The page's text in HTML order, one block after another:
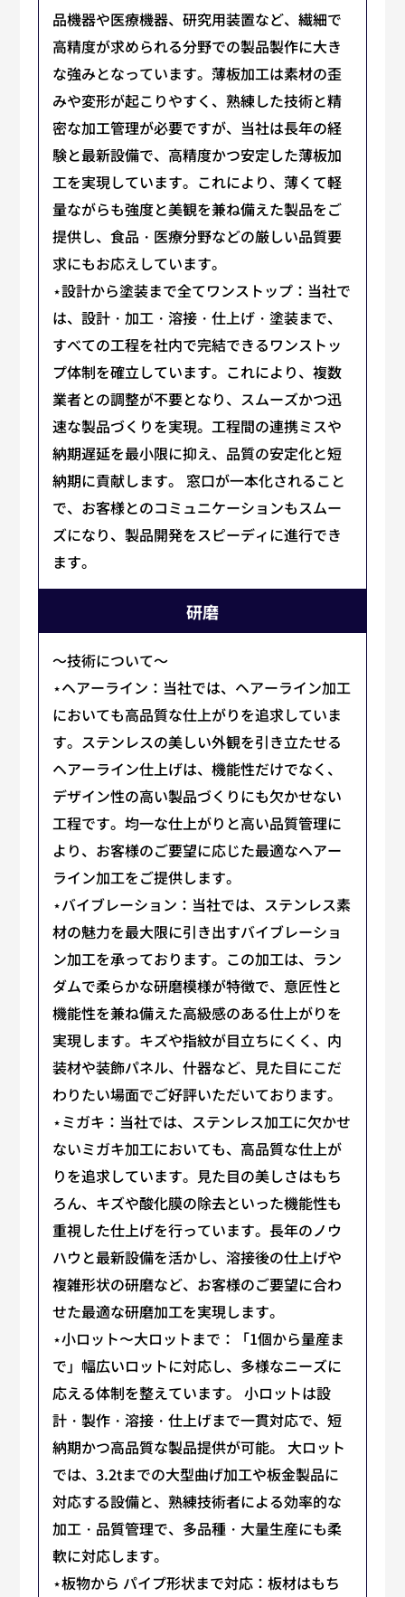
品機器や医療機器、研究用装置など、繊細で
高精度が求められる分野での製品製作に大き
な強みとなっています。薄板加工は素材の歪
みや変形が起こりやすく、熟練した技術と精
密な加工管理が必要ですが、当社は長年の経
験と最新設備で、高精度かつ安定した薄板加
工を実現しています。これにより、薄くて軽
量ながらも強度と美観を兼ね備えた製品をご
提供し、食品・医療分野などの厳しい品質要
求にもお応えしています。
⋆設計から塗装まで全てワンストップ：当社で
は、設計・加工・溶接・仕上げ・塗装まで、
すべての工程を社内で完結できるワンストッ
プ体制を確立しています。これにより、複数
業者との調整が不要となり、スムーズかつ迅
速な製品づくりを実現。工程間の連携ミスや
納期遅延を最小限に抑え、品質の安定化と短
納期に貢献します。 窓口が一本化されること
で、お客様とのコミュニケーションもスムー
ズになり、製品開発をスピーディに進行でき
ます。
研磨
～技術について～
⋆ヘアーライン：当社では、ヘアーライン加工
においても高品質な仕上がりを追求していま
す。ステンレスの美しい外観を引き立たせる
ヘアーライン仕上げは、機能性だけでなく、
デザイン性の高い製品づくりにも欠かせない
工程です。均一な仕上がりと高い品質管理に
より、お客様のご要望に応じた最適なヘアー
ライン加工をご提供します。
⋆バイブレーション：当社では、ステンレス素
材の魅力を最大限に引き出すバイブレーショ
ン加工を承っております。この加工は、ラン
ダムで柔らかな研磨模様が特徴で、意匠性と
機能性を兼ね備えた高級感のある仕上がりを
実現します。キズや指紋が目立ちにくく、内
装材や装飾パネル、什器など、見た目にこだ
わりたい場面でご好評いただいております。
⋆ミガキ：当社では、ステンレス加工に欠かせ
ないミガキ加工においても、高品質な仕上が
りを追求しています。見た目の美しさはもち
ろん、キズや酸化膜の除去といった機能性も
重視した仕上げを行っています。長年のノウ
ハウと最新設備を活かし、溶接後の仕上げや
複雑形状の研磨など、お客様のご要望に合わ
せた最適な研磨加工を実現します。
⋆小ロット〜大ロットまで：「1個から量産ま
で」幅広いロットに対応し、多様なニーズに
応える体制を整えています。 小ロットは設
計・製作・溶接・仕上げまで一貫対応で、短
納期かつ高品質な製品提供が可能。 大ロット
では、3.2tまでの大型曲げ加工や板金製品に
対応する設備と、熟練技術者による効率的な
加工・品質管理で、多品種・大量生産にも柔
軟に対応します。
⋆板物から パイプ形状まで対応：板材はもち